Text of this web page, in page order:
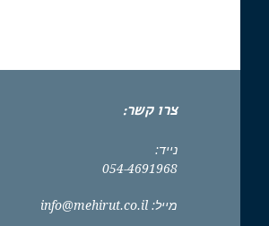
צרו קשר:
נייד:
054-4691968
מייל: info@mehirut.co.il